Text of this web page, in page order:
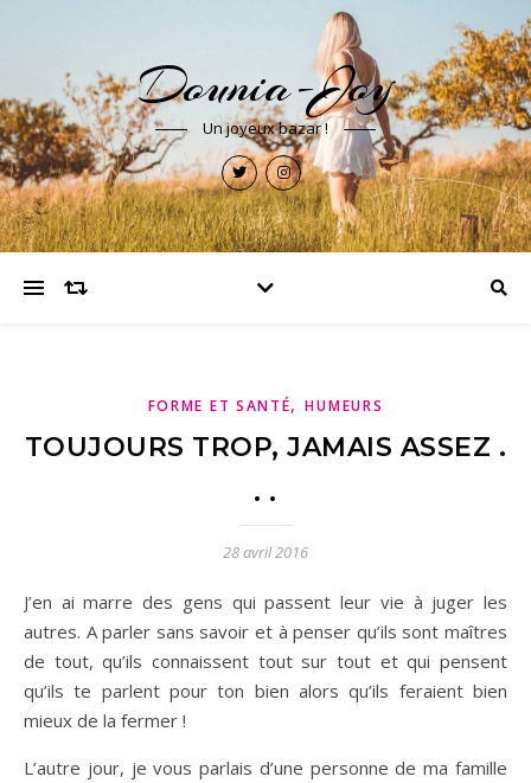
Dounia-Joy
Un joyeux bazar !
FORME ET SANTÉ,HUMEURS
TOUJOURS TROP, JAMAIS ASSEZ .
. .
28 avril 2016
J’en ai marre des gens qui passent leur vie à juger les
autres. A parler sans savoir et à penser qu’ils sont maîtres
de tout, qu’ils connaissent tout sur tout et qui pensent
qu’ils te parlent pour ton bien alors qu’ils feraient bien
mieux de la fermer !
L’autre jour, je vous parlais d’une personne de ma famille